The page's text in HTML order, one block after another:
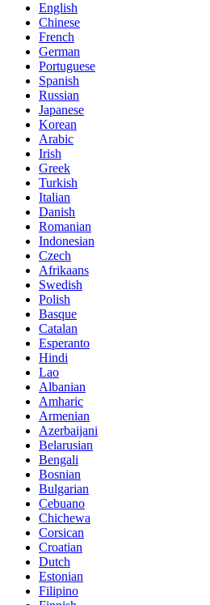
English
Chinese
French
German
Portuguese
Spanish
Russian
Japanese
Korean
Arabic
Irish
Greek
Turkish
Italian
Danish
Romanian
Indonesian
Czech
Afrikaans
Swedish
Polish
Basque
Catalan
Esperanto
Hindi
Lao
Albanian
Amharic
Armenian
Azerbaijani
Belarusian
Bengali
Bosnian
Bulgarian
Cebuano
Chichewa
Corsican
Croatian
Dutch
Estonian
Filipino